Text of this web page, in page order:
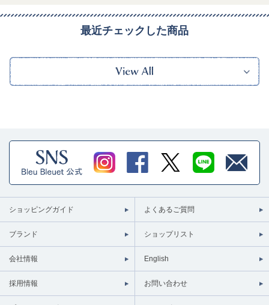
最近チェックした商品
ショッピングガイド よくあるご質問
ブランド ショップリスト
会社情報 English
採用情報 お問い合わせ